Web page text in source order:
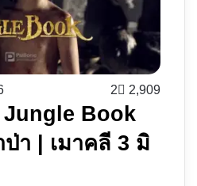
2 2,909
Jungle Book
า | เมาคลี 3 มิ